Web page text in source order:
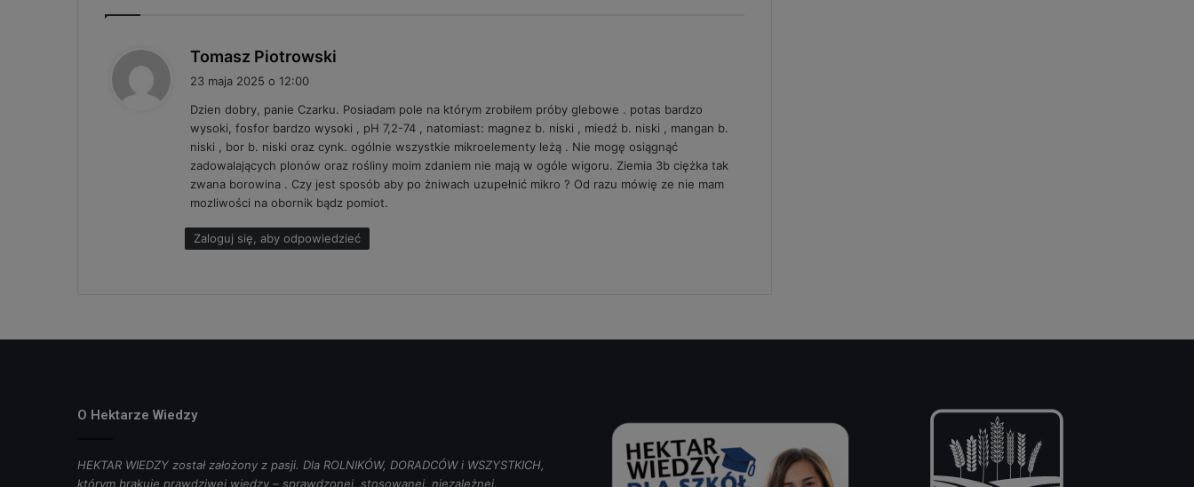
Tomasz Piotrowski
z
e
:
23 maja 2025 o 12:00
Dzien dobry, panie Czarku. Posiadam pole na którym zrobiłem próby glebowe . potas bardzo
wysoki, fosfor bardzo wysoki , pH 7,2-74 , natomiast: magnez b. niski , miedź b. niski , mangan b.
niski , bor b. niski oraz cynk. ogólnie wszystkie mikroelementy leżą . Nie mogę osiągnąć
zadowalających plonów oraz rośliny moim zdaniem nie mają w ogóle wigoru. Ziemia 3b ciężka tak
zwana borowina . Czy jest sposób aby po żniwach uzupełnić mikro ? Od razu mówię ze nie mam
mozliwości na obornik bądz pomiot.
Zaloguj się, aby odpowiedzieć
O Hektarze Wiedzy
HEKTAR WIEDZY został założony z pasji. Dla ROLNIKÓW, DORADCÓW i WSZYSTKICH,
którym brakuje prawdziwej wiedzy – sprawdzonej, stosowanej, niezależnej.